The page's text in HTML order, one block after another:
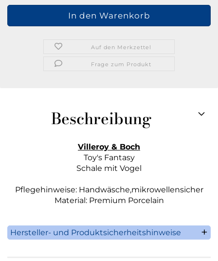
Auf den Merkzettel
Frage zum Produkt
Beschreibung
Villeroy & Boch
Toy's Fantasy
Schale mit Vogel
Pflegehinweise: Handwäsche,mikrowellensicher
Material: Premium Porcelain
Hersteller- und Produktsicherheitshinweise